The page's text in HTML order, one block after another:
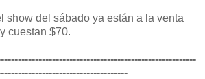
show del sábado ya están a la venta
y cuestan $70.